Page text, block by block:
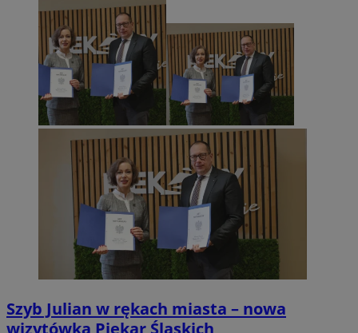
Szyb Julian w rękach miasta – nowa
wizytówka Piekar Śląskich